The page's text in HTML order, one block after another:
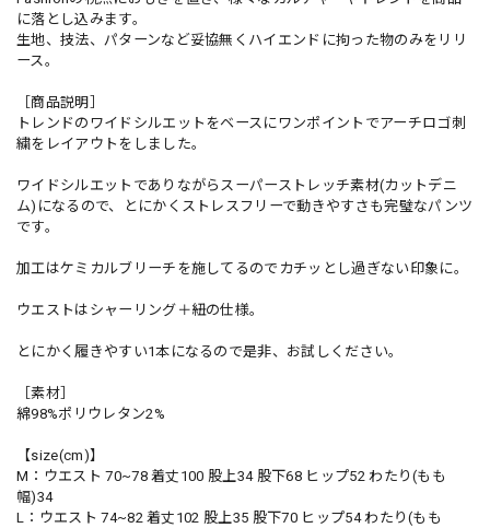
に落とし込みます。
生地、技法、パターンなど妥協無くハイエンドに拘った物のみをリリ
ース。
［商品説明］
トレンドのワイドシルエットをベースにワンポイントでアーチロゴ刺
繍をレイアウトをしました。
ワイドシルエットでありながらスーパーストレッチ素材(カットデニ
ム)になるので、とにかくストレスフリーで動きやすさも完璧なパンツ
です。
加工はケミカルブリーチを施してるのでカチッとし過ぎない印象に。
ウエストはシャーリング＋紐の仕様。
とにかく履きやすい1本になるので是非、お試しください。
［素材］
綿98%ポリウレタン2%
【size(cm)】
M：ウエスト 70~78 着丈100 股上34 股下68 ヒップ52 わたり(もも
幅)34
L：ウエスト 74~82 着丈102 股上35 股下70 ヒップ54 わたり(もも